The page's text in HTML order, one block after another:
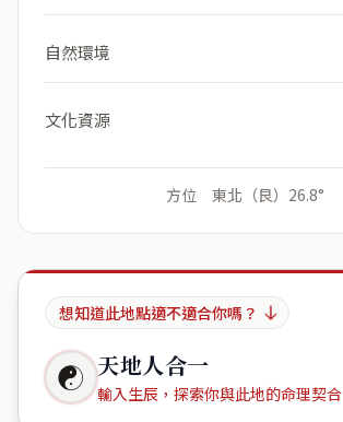
自然環境
文化資源
方位 東北（艮）26.8°
想知道此地點適不適合你嗎？
☯ 天地人合一
輸入生辰，探索你與此地的命理契合